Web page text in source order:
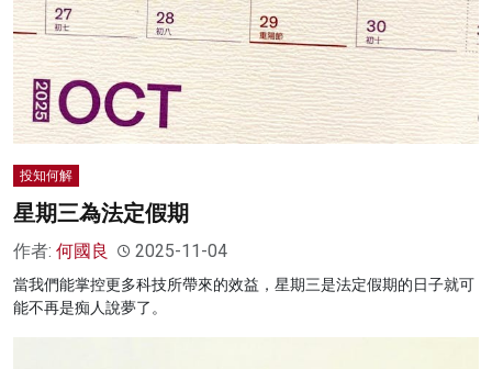
投知何解
星期三為法定假期
作者: 何國良 2025-11-04
當我們能掌控更多科技所帶來的效益，星期三是法定假期的日子就可
能不再是痴人說夢了。